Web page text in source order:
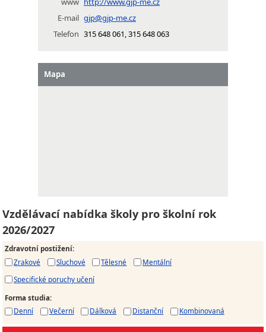
E-mail gjp@gjp-me.cz
Telefon 315 648 061, 315 648 063
Mapa
Vzdělávací nabídka školy pro školní rok
2026/2027
Zdravotní postižení:
Zrakové
Sluchové Tělesné
Mentální
Specifické poruchy učení
Forma studia:
Denní
Večerní Dálková Distanční Kombinovaná